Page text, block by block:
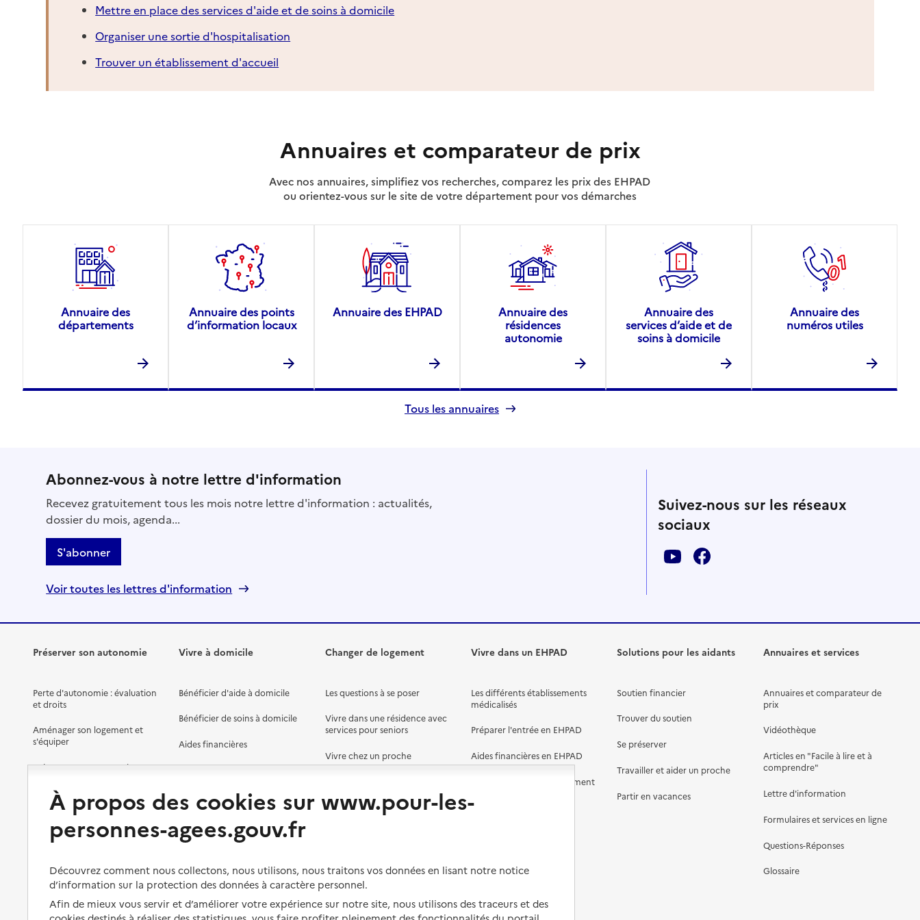
Mettre en place des services d'aide et de soins à domicile
Organiser une sortie d'hospitalisation
Trouver un établissement d'accueil
Annuaires et comparateur de prix
Avec nos annuaires, simplifiez vos recherches, comparez les prix des EHPAD
ou orientez-vous sur le site de votre département pour vos démarches
Annuaire des
départements
Annuaire des points
d’information locaux
Annuaire des EHPAD
Annuaire des
résidences
autonomie
Annuaire des
services d’aide et de
soins à domicile
Annuaire des
numéros utiles
Tous les annuaires
Abonnez-vous à notre lettre d'information
Recevez gratuitement tous les mois notre lettre d'information : actualités,
dossier du mois, agenda...
S'abonner
Voir toutes les lettres d'information
Suivez-nous sur les réseaux
sociaux
Préserver son autonomie
Perte d'autonomie : évaluation
et droits
Aménager son logement et
s'équiper
Préserver son autonomie et sa
Organiser à l'avance sa propre
protection
Les mesures de protection
Les obligations de la famille
Vivre à domicile
Bénéficier d'aide à domicile
Bénéficier de soins à domicile
Aides financières
Partager son logement
maladie ou un handicap
Fin de vie à domicile
Changer de logement
Les questions à se poser
Vivre dans une résidence avec
services pour seniors
Vivre chez un proche
Autres solutions de logement
Vivre dans un EHPAD
Les différents établissements
médicalisés
Préparer l'entrée en EHPAD
Aides financières en EHPAD
Prévention, accompagnement
Solutions pour les aidants
Soutien financier
Trouver du soutien
Se préserver
Travailler et aider un proche
Partir en vacances
Annuaires et services
Annuaires et comparateur de
prix
Vidéothèque
Articles en "Facile à lire et à
comprendre"
Lettre d'information
Formulaires et services en ligne
Questions-Réponses
Glossaire
À propos des cookies sur www.pour-les-
personnes-agees.gouv.fr
Découvrez comment nous collectons, nous utilisons, nous traitons vos données en lisant notre notice
d’information sur la protection des données à caractère personnel.
Afin de mieux vous servir et d’améliorer votre expérience sur notre site, nous utilisons des traceurs et des